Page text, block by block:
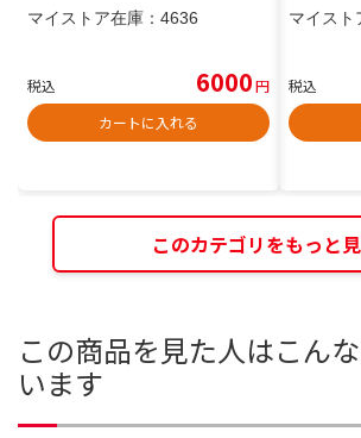
マイストア在庫： 4636
税込 6000円
カートに入れる
マイスト
税込
このカテゴリをもっと
この商品を見た人はこん
います